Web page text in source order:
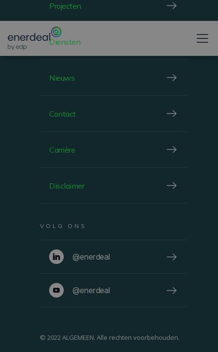
WINDHOF, LUXEMBOURG
STREFF
VOLG ONS
@enerdeal
@enerdeal
Projecten
Diensten
Nieuws
Contact
Carrière
Disclaimer
© 2022 ALGEMEEN. Alle rechten voorbehouden.